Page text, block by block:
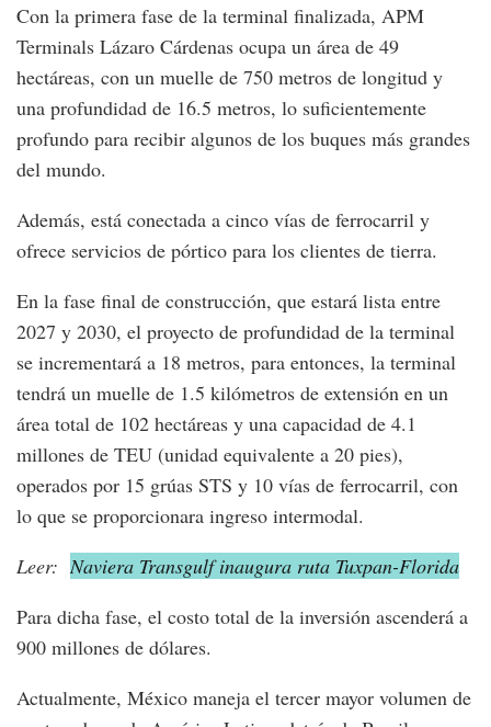
Con la primera fase de la terminal finalizada, APM
Terminals Lázaro Cárdenas ocupa un área de 49
hectáreas, con un muelle de 750 metros de longitud y
una profundidad de 16.5 metros, lo suficientemente
profundo para recibir algunos de los buques más grandes
del mundo.
Además, está conectada a cinco vías de ferrocarril y
ofrece servicios de pórtico para los clientes de tierra.
En la fase final de construcción, que estará lista entre
2027 y 2030, el proyecto de profundidad de la terminal
se incrementará a 18 metros, para entonces, la terminal
tendrá un muelle de 1.5 kilómetros de extensión en un
área total de 102 hectáreas y una capacidad de 4.1
millones de TEU (unidad equivalente a 20 pies),
operados por 15 grúas STS y 10 vías de ferrocarril, con
lo que se proporcionara ingreso intermodal.
Leer: Naviera Transgulf inaugura ruta Tuxpan-Florida
Para dicha fase, el costo total de la inversión ascenderá a
900 millones de dólares.
Actualmente, México maneja el tercer mayor volumen de